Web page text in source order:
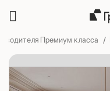
Премиум класса